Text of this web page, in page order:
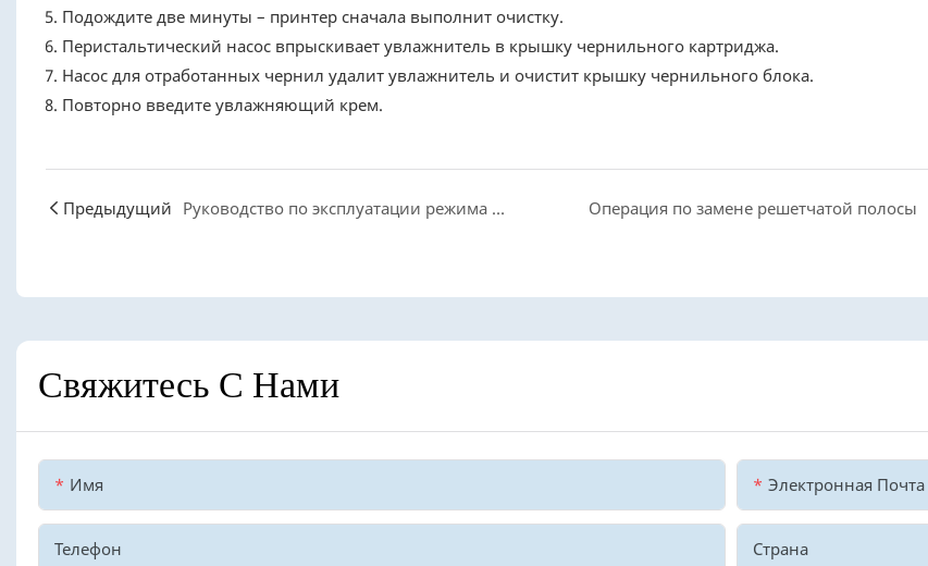
Подождите две минуты – принтер сначала выполнит очистку.
Перистальтический насос впрыскивает увлажнитель в крышку чернильного картриджа.
Насос для отработанных чернил удалит увлажнитель и очистит крышку чернильного блока.
Повторно введите увлажняющий крем.
Предыдущий Руководство по эксплуатации режима цилиндрической печати Операция по замене решетчатой ​​полосы
Свяжитесь С Нами
Имя Электронная Почта
Телефон Страна